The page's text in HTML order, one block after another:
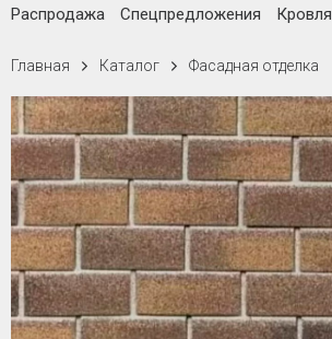
Распродажа Спецпредложения Кровля
Главная Каталог Фасадная отделка